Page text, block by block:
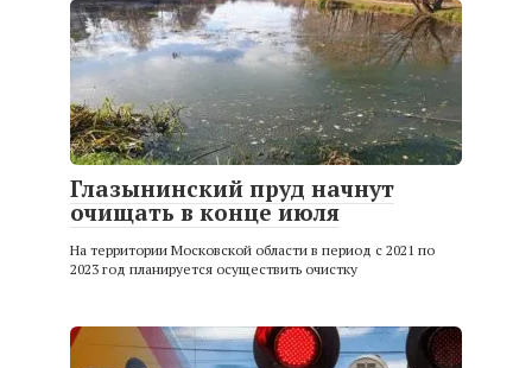
Глазынинский пруд начнут
очищать в конце июля
На территории Московской области в период с 2021 по
2023 год планируется осуществить очистку